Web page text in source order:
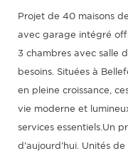
Projet de 40 maisons
avec garage intégré
3 chambres avec salle
besoins. Situées à
en pleine croissance,
vie moderne et
services essentiels.Un
d'aujourd'hui. Unités